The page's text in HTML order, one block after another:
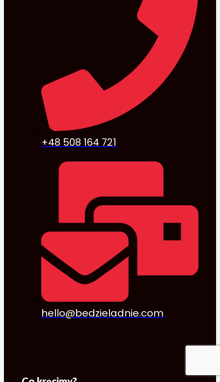
+48 508 164 721
hello@bedzieladnie.com